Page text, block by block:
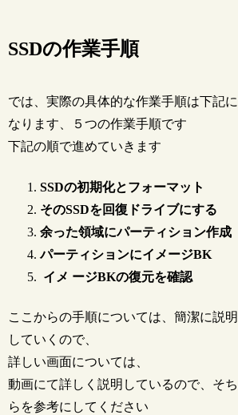
SSDの作業手順
では、実際の具体的な作業手順は下記に
なります、５つの作業手順です
下記の順で進めていきます
SSDの初期化とフォーマット
そのSSDを回復ドライブにする
余った領域にパーティション作成
パーティションにイメージBK
イメ ージBKの復元を確認
ここからの手順については、簡潔に説明
していくので、
詳しい画面については、
動画にて詳しく説明しているので、そち
らを参考にしてください